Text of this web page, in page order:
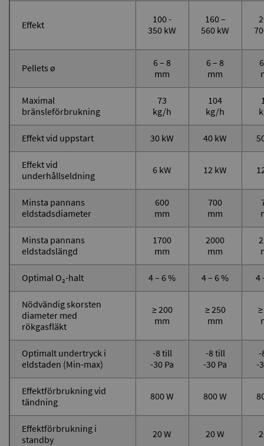
Effekt
100 -
350 kW
160 –
560 kW
Pellets ø
6 – 8
mm
6 – 8
mm
Maximal
bränsleförbrukning
73
kg/h
104
kg/h
Effekt vid uppstart 30 kW 40 kW
Effekt vid
underhållseldning
6 kW 12 kW
Minsta pannans
eldstadsdiameter
600
mm
700
mm
Minsta pannans
eldstadslängd
1700
mm
2000
mm
Optimal O₂-halt 4 – 6 % 4 – 6 % 4
Nödvändig skorsten
diameter med
rökgasfläkt
≥ 200
mm
≥ 250
mm
Optimalt undertryck i
eldstaden (Min-max)
-8 till
-30 Pa
-8 till
-30 Pa
-
-
Effektförbrukning vid
tändning
800 W 800 W
Effektförbrukning i
standby
20 W 20 W